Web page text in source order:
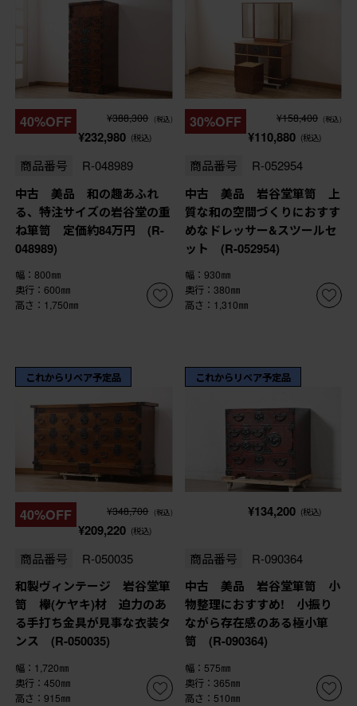
40%OFF ¥388,300 (税込)
¥232,980 (税込)
商品番号 R-048989
中古 美品 和の趣あふれ
る、特注サイズの岩谷堂の重
ね箪笥 定価約84万円 (R-
048989)
幅：800㎜
奥行：600㎜
高さ：1,750㎜
30%OFF ¥158,400 (税込)
¥110,880 (税込)
商品番号 R-052954
中古 美品 岩谷堂箪笥 上
質な和の空間づくりにおすす
めなドレッサー&スツールセ
ット (R-052954)
幅：930㎜
奥行：380㎜
高さ：1,310㎜
これからリペア予定品
40%OFF ¥348,700 (税込)
¥209,220 (税込)
商品番号 R-050035
和製ヴィンテージ 岩谷堂箪
笥 欅(ケヤキ)材 迫力のあ
る手打ち金具が見事な衣装タ
ンス (R-050035)
幅：1,720㎜
奥行：450㎜
高さ：915㎜
これからリペア予定品
¥134,200 (税込)
商品番号 R-090364
中古 美品 岩谷堂箪笥 小
物整理におすすめ! 小振り
ながら存在感のある極小箪
笥 (R-090364)
幅：575㎜
奥行：365㎜
高さ：510㎜